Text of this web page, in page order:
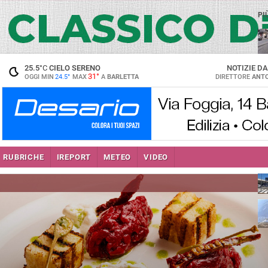
25.5°CCIELO SERENO
OGGI MIN 24.5° MAX31° A BARLETTA
NOTIZIE
DIRETTORE
RUBRICHE IREPORT METEO VIDEO